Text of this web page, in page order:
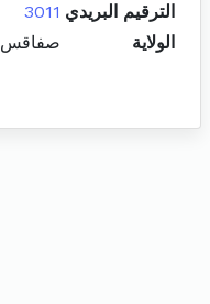
الترقيم البريدي 3011
الولاية
صفاقس 2